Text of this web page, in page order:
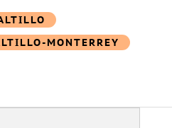
MONTERREY